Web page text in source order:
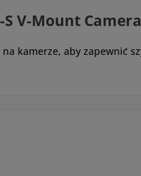
S V-Mount
kamerze, aby zapewnić